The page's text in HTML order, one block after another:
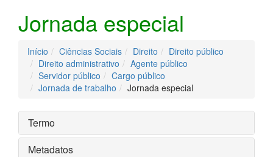
Jornada especial
Início Ciências Sociais Direito
Direito público
Direito administrativo
Agente público
Servidor público
Cargo público
Jornada de trabalho
Jornada especial
Termo
Metadatos